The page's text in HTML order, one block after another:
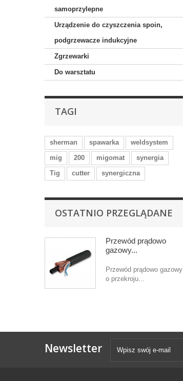
samoprzylepne
Urządzenie do czyszczenia spoin,
podgrzewacze indukcyjne
Zgrzewarki
Do warsztatu
TAGI
sherman spawarka
weldsystem
mig
200 migomat
synergia
Tig
cutter synergiczna
OSTATNIO PRZEGLĄDANE
Przewód prądowo
gazowy...
Przewód prądowo gazowy
o przekroju...
Newsletter